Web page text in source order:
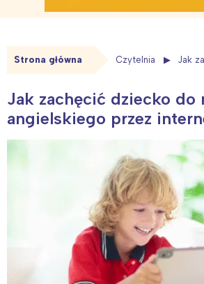
Strona główna Czytelnia Jak
Jak zachęcić dziecko do
angielskiego przez